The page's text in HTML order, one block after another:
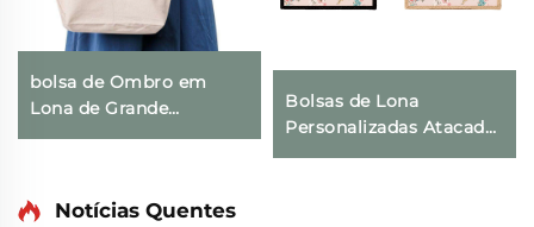
bolsa de Ombro em
Lona de Grande
Capacidade com
Bolsa Transversal para
Bolsas de Lona
Personalizadas Atacado
com Design de Flores,
Notícias Quentes